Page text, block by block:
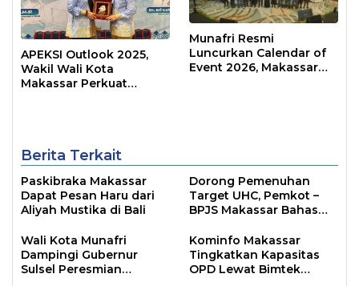
APEKSI Outlook 2025,
Wakil Wali Kota
Makassar Perkuat
Munafri Resmi
Luncurkan Calendar of
Event 2026, Makassar
Berita Terkait
Paskibraka Makassar
Dapat Pesan Haru dari
Aliyah Mustika di Bali
Dorong Pemenuhan
Target UHC, Pemkot –
BPJS Makassar Bahas
Wali Kota Munafri
Dampingi Gubernur
Sulsel Peresmian
Kominfo Makassar
Tingkatkan Kapasitas
OPD Lewat Bimtek